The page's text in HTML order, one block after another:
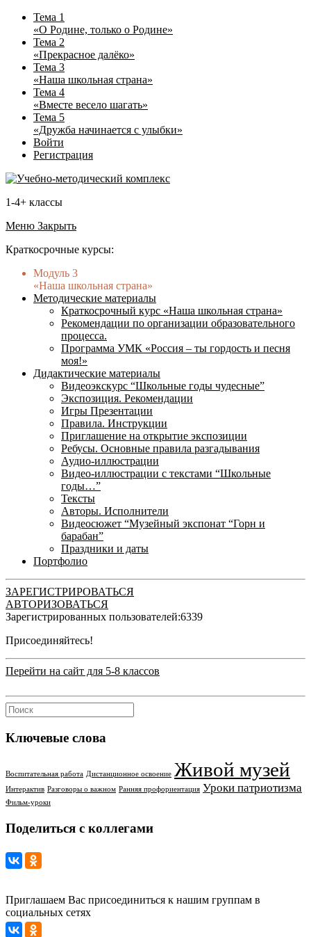
Тема 1
«О Родине, только о Родине»
Тема 2
«Прекрасное далёко»
Тема 3
«Наша школьная страна»
Тема 4
«Вместе весело шагать»
Тема 5
«Дружба начинается с улыбки»
Войти
Регистрация
1-4+ классы
Меню Закрыть
Краткосрочные курсы:
Модуль 3
«Наша школьная страна»
Методические материалы
Краткосрочный курс «Наша школьная страна»
Рекомендации по организации образовательного
процесса.
Программа УМК «Россия – ты гордость и песня
моя!»
Дидактические материалы
Видеоэкскурс “Школьные годы чудесные”
Экспозиция. Рекомендации
Игры Презентации
Правила. Инструкции
Приглашение на открытие экспозиции
Ребусы. Основные правила разгадывания
Аудио-иллюстрации
Видео-иллюстрации с текстами “Школьные
годы…”
Тексты
Авторы. Исполнители
Видеосюжет “Музейный экспонат “Горн и
барабан”
Праздники и даты
Портфолио
ЗАРЕГИСТРИРОВАТЬСЯ
АВТОРИЗОВАТЬСЯ
Зарегистрированных пользователей:6339
Присоединяйтесь!
Перейти на сайт для 5-8 классов
Ключевые слова
Воспитательная работа Дистанционное освоение Живой музей
Интерактив Разговоры о важном Ранняя профориентация Уроки патриотизма
Фильм-уроки
Поделиться с коллегами
Приглашаем Вас присоединиться к нашим группам в
социальных сетях